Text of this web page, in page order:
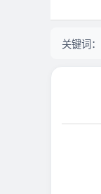
关键词：